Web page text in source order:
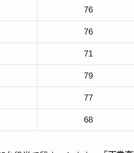
76
76
71
79
77
68